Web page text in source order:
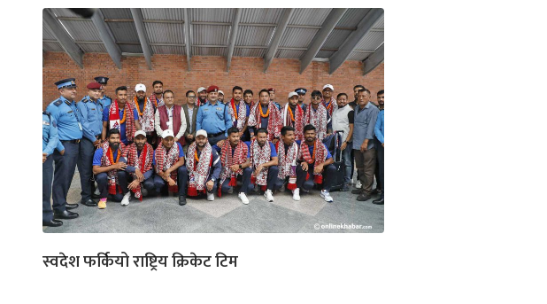
स्वदेश फर्कियो राष्ट्रिय क्रिकेट टिम